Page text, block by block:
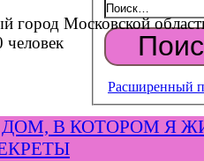
город Московской
человек
Расширенный
ДОМ, В КОТОРОМ Я